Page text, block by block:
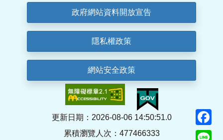
政府網站資料開放宣告
隱私權政策
網站安全政策
更新日期：2026-08-06 14:50:51.0
累積瀏覽人次：477466333